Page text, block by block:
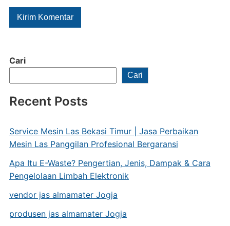
Cari
Cari
Recent Posts
Service Mesin Las Bekasi Timur | Jasa Perbaikan
Mesin Las Panggilan Profesional Bergaransi
Apa Itu E-Waste? Pengertian, Jenis, Dampak & Cara
Pengelolaan Limbah Elektronik
vendor jas almamater Jogja
produsen jas almamater Jogja